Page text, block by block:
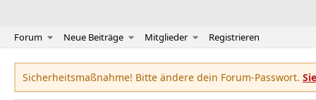
Forum Neue Beiträge Mitglieder Registrieren
Sicherheitsmaßnahme! Bitte ändere dein Forum-Passwort.